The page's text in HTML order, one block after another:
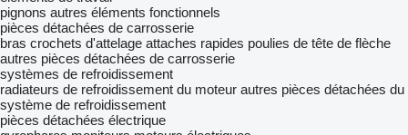
pignons autres éléments fonctionnels
pièces détachées de carrosserie
bras crochets d'attelage attaches rapides poulies de tête de flèche
autres pièces détachées de carrosserie
systèmes de refroidissement
radiateurs de refroidissement du moteur autres pièces détachées du
système de refroidissement
pièces détachées électrique